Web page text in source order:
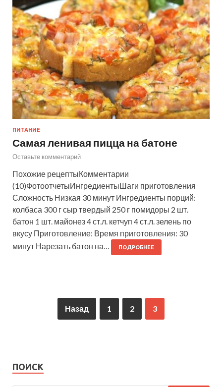
ПИТАНИЕ
Самая ленивая пицца на батоне
Оставьте комментарий
Похожие рецептыКомментарии
(10)ФотоотчетыИнгредиентыШаги приготовления
Сложность Низкая 30 минут Ингредиенты порций:
колбаса 300 г сыр твердый 250 г помидоры 2 шт.
батон 1 шт. майонез 4 ст.л. кетчуп 4 ст.л. зелень по
вкусу Приготовление: Время приготовления: 30
минут Нарезать батон на…
ПОДРОБНЕЕ
Назад 1 2 3
ПОИСК